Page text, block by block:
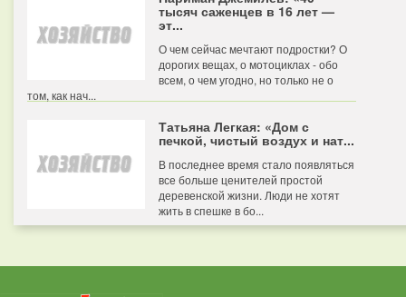
тысяч саженцев в 16 лет —
эт...
О чем сейчас мечтают подростки? О
дорогих вещах, о мотоциклах - обо
всем, о чем угодно, но только не о
том, как нач...
Татьяна Легкая: «Дом с
печкой, чистый воздух и нат...
В последнее время стало появляться
все больше ценителей простой
деревенской жизни. Люди не хотят
жить в спешке в бо...